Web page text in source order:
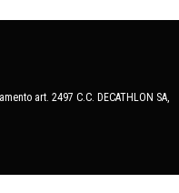
art. 2497 C.C. DECATHLON SA,